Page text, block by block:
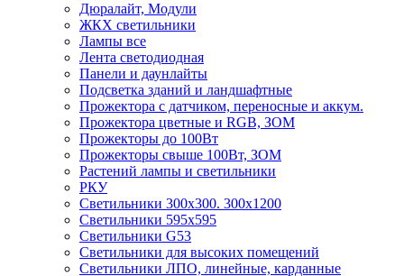
Дюралайт, Модули
ЖКХ светильники
Лампы все
Лента светодиодная
Панели и даунлайты
Подсветка зданий и ландшафтные
Прожектора с датчиком, переносные и аккум.
Прожектора цветные и RGB, ЗОМ
Прожекторы до 100Вт
Прожекторы свыше 100Вт, ЗОМ
Растений лампы и светильники
РКУ
Светильники 300х300. 300х1200
Светильники 595х595
Светильники G53
Светильники для высоких помещений
Светильники ЛПО, линейные, карданные